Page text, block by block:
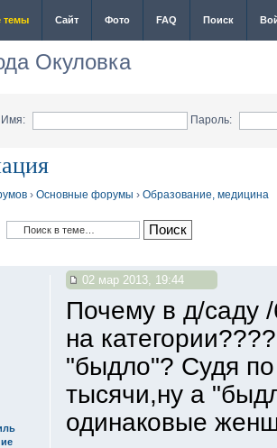
темы Сайт Фото FAQ Поиск
Окуловка
Имя: Пароль:
› Основные форумы › Образование, медицина
02 мар 2013, 19:44
Почему в д/саду
на
"быдло"? Судя
тысячи,ну а
одинаковые